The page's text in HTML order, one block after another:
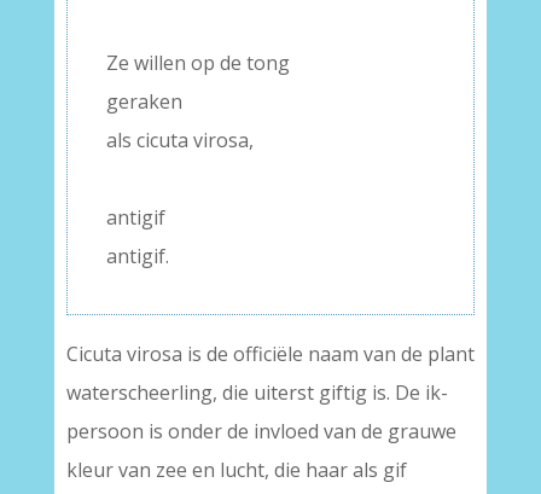
Ze willen op de tong
geraken
als cicuta virosa,
antigif
antigif.
Cicuta virosa is de officiële naam van de plant
waterscheerling, die uiterst giftig is. De ik-
persoon is onder de invloed van de grauwe
kleur van zee en lucht, die haar als gif